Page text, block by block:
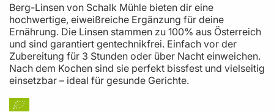
Berg-Linsen von Schalk Mühle bieten dir eine
hochwertige, eiweißreiche Ergänzung für deine
Ernährung. Die Linsen stammen zu 100% aus Österreich
und sind garantiert gentechnikfrei. Einfach vor der
Zubereitung für 3 Stunden oder über Nacht einweichen.
Nach dem Kochen sind sie perfekt bissfest und vielseitig
einsetzbar – ideal für gesunde Gerichte.